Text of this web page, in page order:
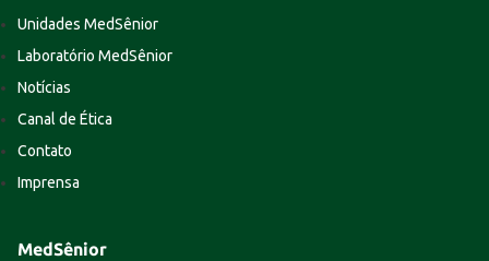
Unidades MedSênior
Laboratório MedSênior
Notícias
Canal de Ética
Contato
Imprensa
MedSênior